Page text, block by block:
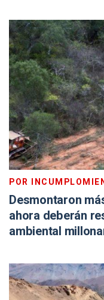
POR
Desmontaron
ahora deberán
ambiental